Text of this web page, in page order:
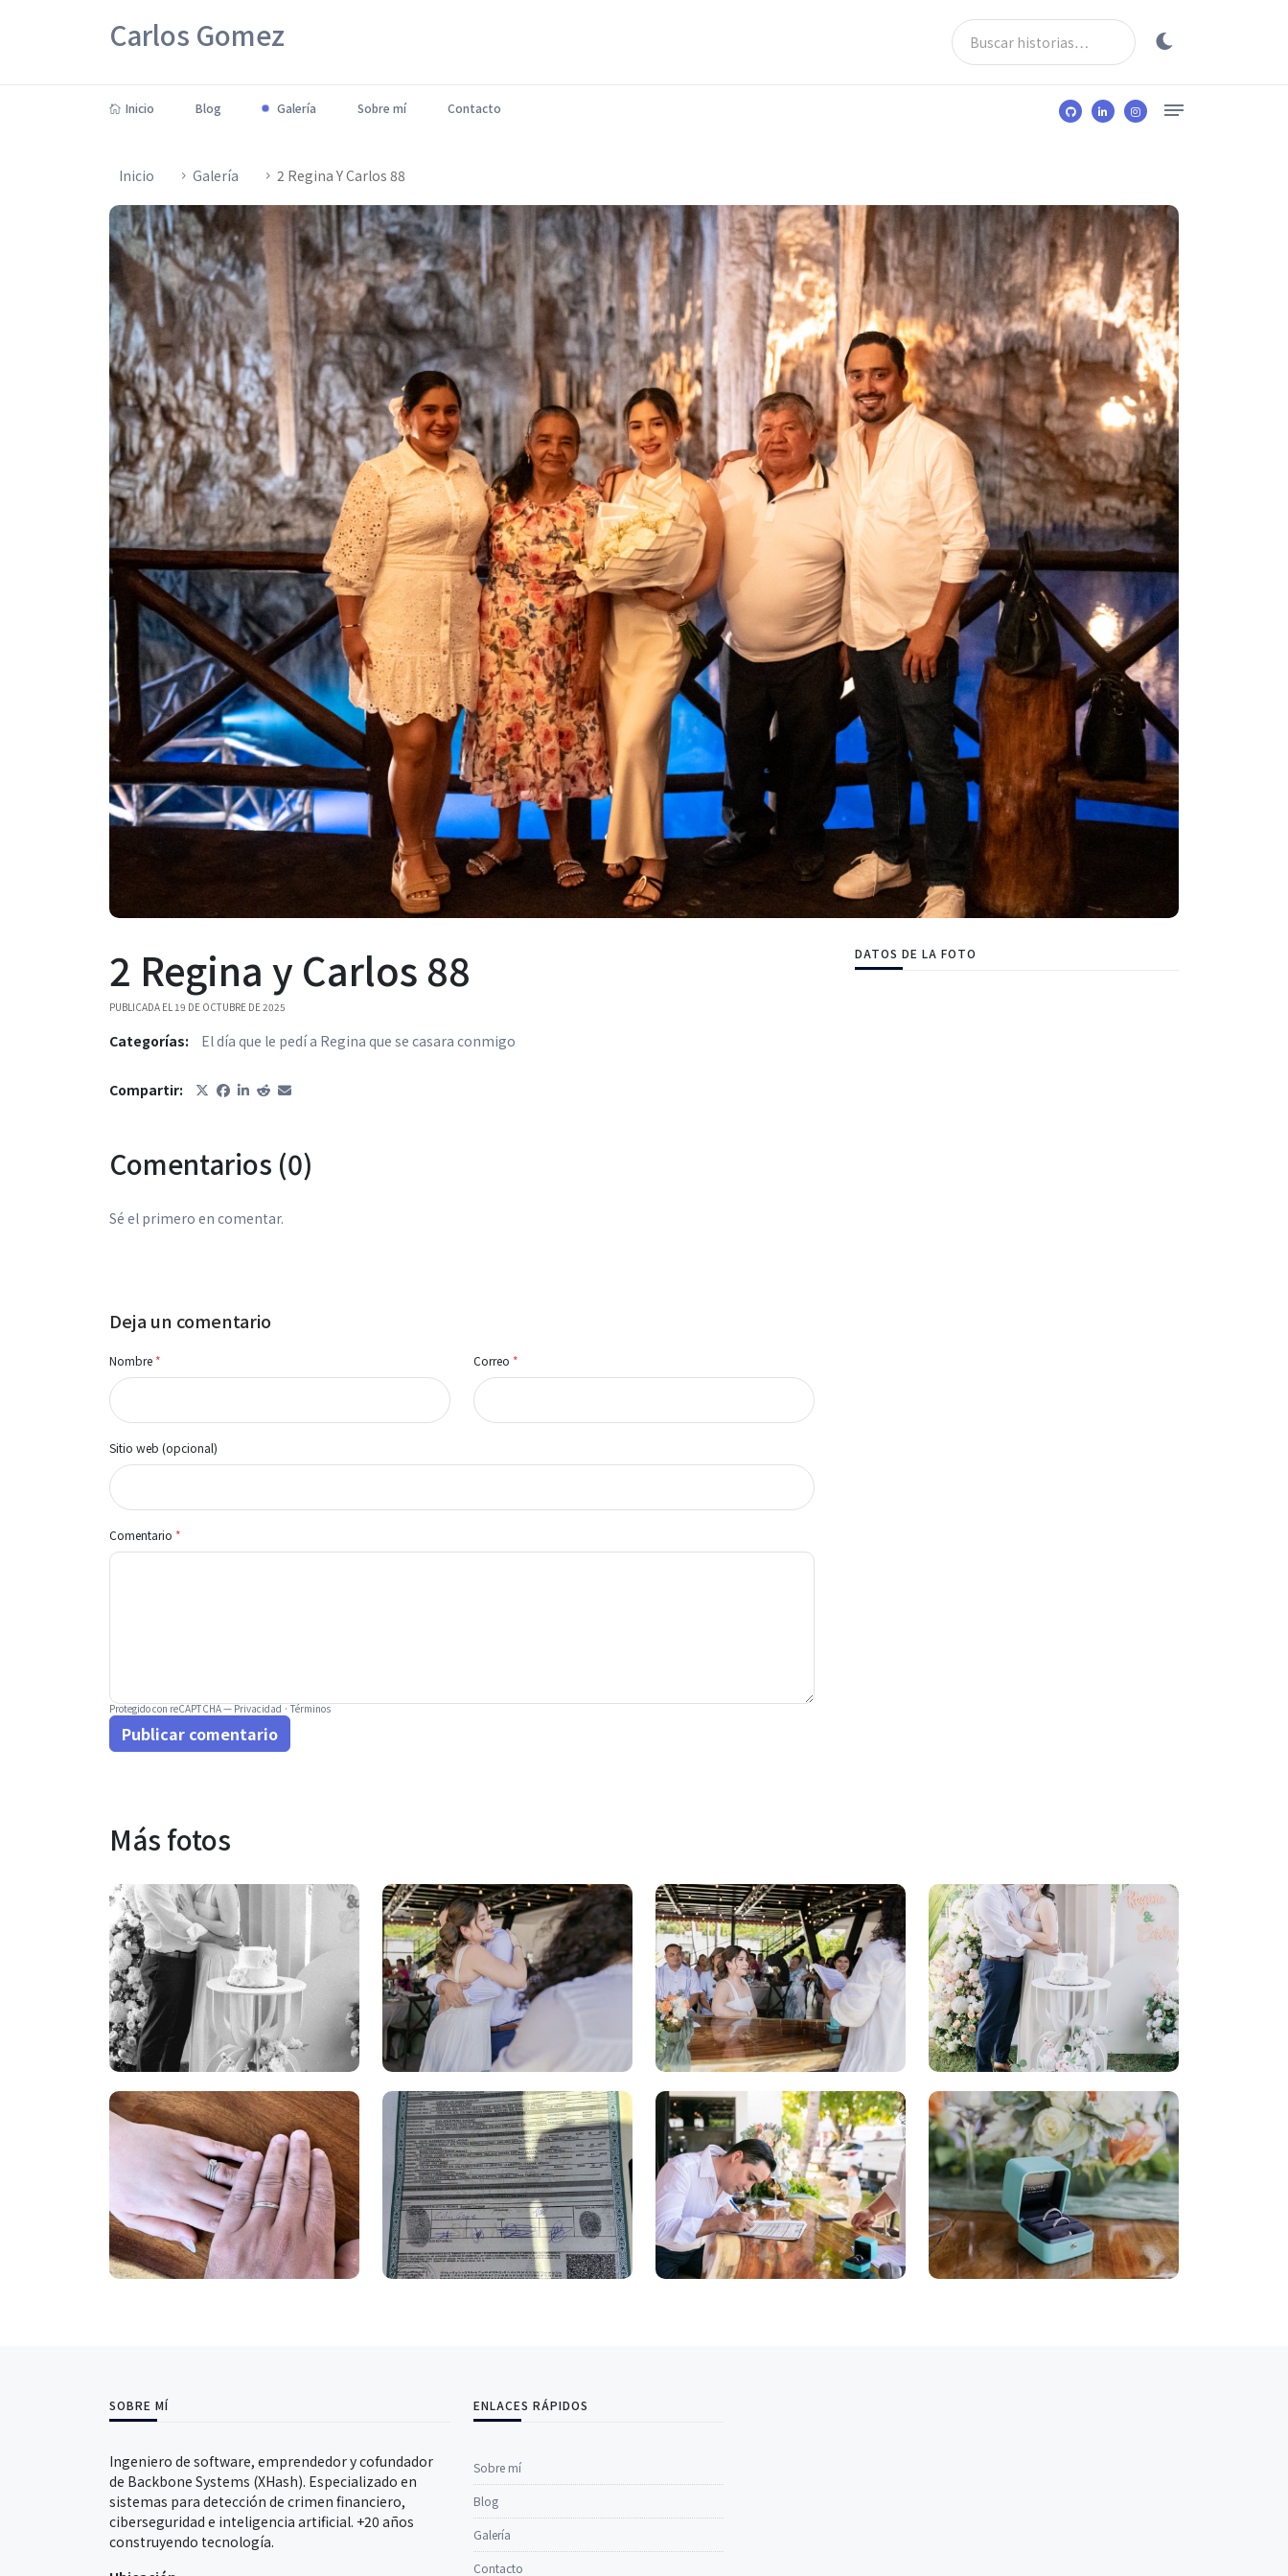
Carlos Gomez
Inicio Blog Galería Sobre mí Contacto
Inicio Galería 2 Regina Y Carlos 88
2 Regina y Carlos 88
PUBLICADA EL 19 DE OCTUBRE DE 2025
Categorías: El día que le pedí a Regina que se casara conmigo
Compartir:
Comentarios (0)
Sé el primero en comentar.
Deja un comentario
Nombre * Correo *
Sitio web (opcional)
Comentario *
Protegido con reCAPTCHA —Privacidad·Términos
Publicar comentario
DATOS DE LA FOTO
Más fotos
SOBRE MÍ
Ingeniero de software, emprendedor y cofundador
de Backbone Systems (XHash). Especializado en
sistemas para detección de crimen financiero,
ciberseguridad e inteligencia artificial. +20 años
construyendo tecnología.
ENLACES RÁPIDOS
Sobre mí
Blog
Galería
Contacto